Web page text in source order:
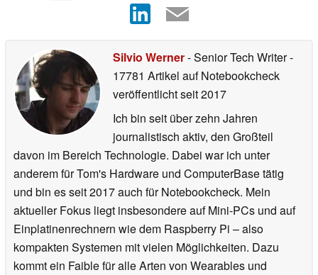
Silvio Werner- Senior Tech Writer-
17781 Artikel auf Notebookcheck
veröffentlichtseit 2017
Ich bin seit über zehn Jahren
journalistisch aktiv, den Großteil
davon im Bereich Technologie. Dabei war ich unter
anderem für Tom's Hardware und ComputerBase tätig
und bin es seit 2017 auch für Notebookcheck. Mein
aktueller Fokus liegt insbesondere auf Mini-PCs und auf
Einplatinenrechnern wie dem Raspberry Pi – also
kompakten Systemen mit vielen Möglichkeiten. Dazu
kommt ein Faible für alle Arten von Wearables und